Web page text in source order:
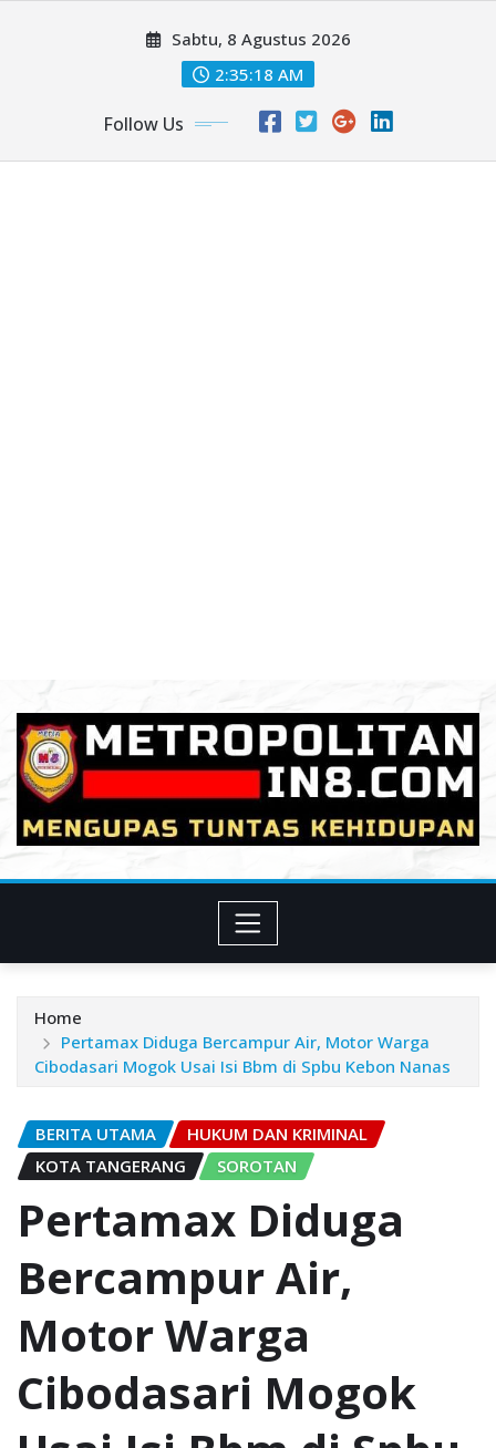
Sabtu, 8 Agustus 2026
2:35:20 AM
Follow Us
Home
Pertamax Diduga Bercampur Air, Motor Warga
Cibodasari Mogok Usai Isi Bbm di Spbu Kebon Nanas
BERITA UTAMA
HUKUM DAN KRIMINAL
KOTA TANGERANG
SOROTAN
Pertamax Diduga
Bercampur Air,
Motor Warga
Cibodasari Mogok